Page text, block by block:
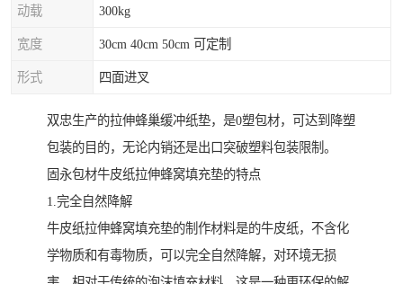
动载 300kg
宽度 30cm 40cm 50cm 可定制
形式 四面进叉
双忠生产的拉伸蜂巢缓冲纸垫，是0塑包材，可达到降塑
包装的目的，无论内销还是出口突破塑料包装限制。
固永包材牛皮纸拉伸蜂窝填充垫的特点
1.完全自然降解
牛皮纸拉伸蜂窝填充垫的制作材料是的牛皮纸，不含化
学物质和有毒物质，可以完全自然降解，对环境无损